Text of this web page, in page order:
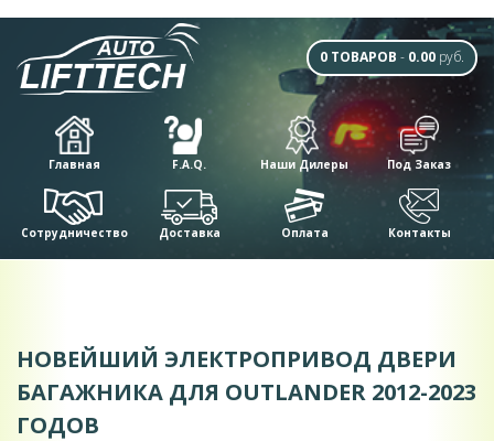
0 ТОВАРОВ - 0.00 руб.
Главная F.A.Q. Наши Дилеры Под Заказ
Сотрудничество Доставка Оплата Контакты
НОВЕЙШИЙ ЭЛЕКТРОПРИВОД ДВЕРИ
БАГАЖНИКА ДЛЯ OUTLANDER 2012-2023
ГОДОВ